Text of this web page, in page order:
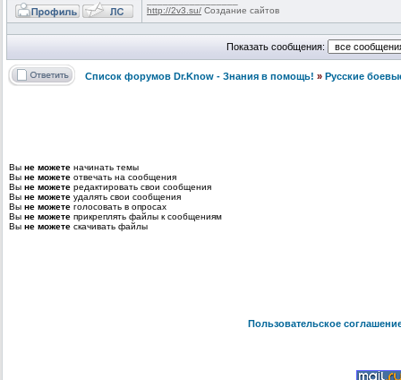
http://2v3.su/ Создание сайтов
Показать сообщения:
Список форумов Dr.Know - Знания в помощь! » Русские
Вы не можете начинать темы
Вы не можете отвечать на сообщения
Вы не можете редактировать свои сообщения
Вы не можете удалять свои сообщения
Вы не можете голосовать в опросах
Вы не можете прикреплять файлы к сообщениям
Вы не можете скачивать файлы
Пользовательское